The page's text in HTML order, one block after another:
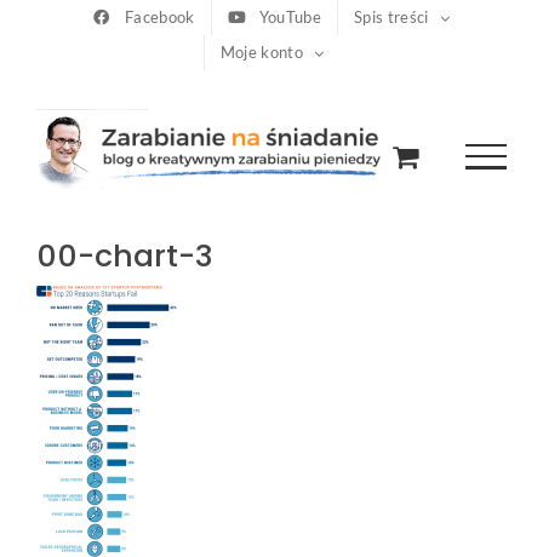
Facebook YouTube
Spis treści
Moje konto
00-chart-3